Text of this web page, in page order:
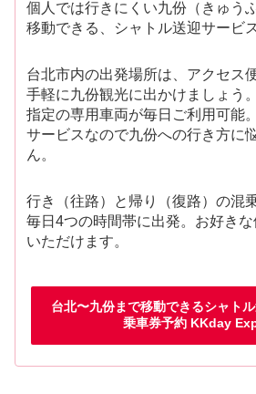
個人では行きにくい九份（きゅう
移動できる、シャトル送迎サービ
台北市内の出発場所は、アクセス
手軽に九份観光に出かけましょう。
指定の専用車両が毎日ご利用可能
サービスなので九份への行き方に
ん。
行き（往路）と帰り（復路）の混
毎日4つの時間帯に出発。お好き
いただけます。
台北〜九份まで移動できるシャト
乗車券予約 KKday